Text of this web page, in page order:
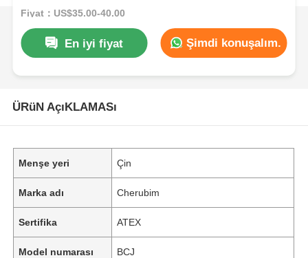
Fiyat：US$35.00-40.00
En iyi fiyat Şimdi konuşalım.
ÜRüN AçıKLAMASı
Menşe yeri Çin
Marka adı Cherubim
Sertifika ATEX
Model numarası BCJ